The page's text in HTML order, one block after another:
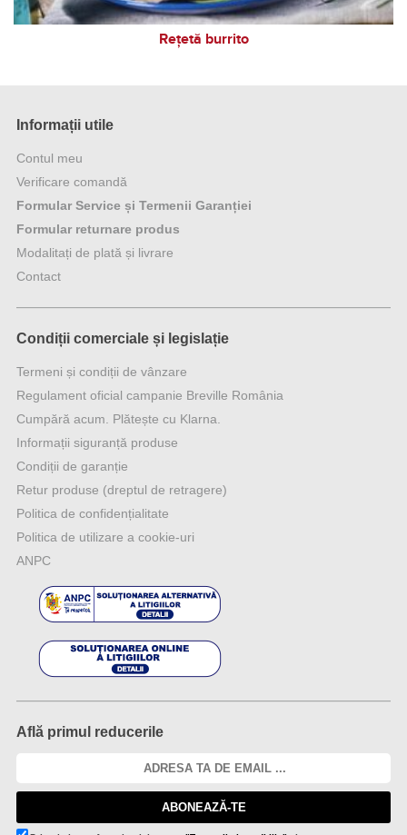
Rețetă burrito
Informații utile
Contul meu
Verificare comandă
Formular Service și Termenii Garanției
Formular returnare produs
Modalitați de plată și livrare
Contact
Condiții comerciale și legislație
Termeni și condiții de vânzare
Regulament oficial campanie Breville România
Cumpără acum. Plătește cu Klarna.
Informații siguranță produse
Condiții de garanție
Retur produse (dreptul de retragere)
Politica de confidențialitate
Politica de utilizare a cookie-uri
ANPC
Află primul reducerile
ABONEAZĂ-TE